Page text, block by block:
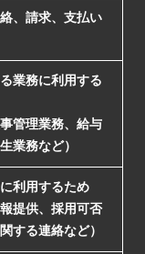
、請求、支払い
業務に利用する
管理業務、給与
業務など）
利用するため
提供、採用可否
する連絡など）